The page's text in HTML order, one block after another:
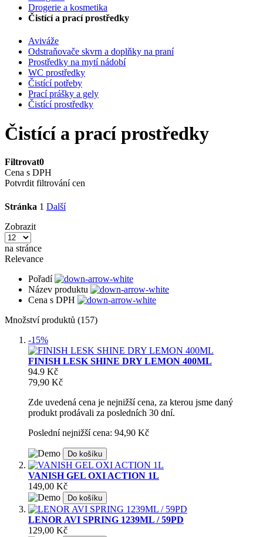
Drogerie a kosmetika
Čistící a prací prostředky
Aviváže
Odstraňovače skvrn a doplňky na praní
Prostředky na mytí nádobí
WC prostředky
Čistící potřeby
Prací prášky a gely
Čistící prostředky
Čistící a prací prostředky
Filtrovat0
Cena s DPH
Potvrdit filtrování cen
Stránka 1 Další
Zobrazit
na stránce
Relevance
Pořadí
Název produktu
Cena s DPH
Množství produktů (157)
-15%
FINISH LESK SHINE DRY LEMON 400ML
94.9 Kč
79,90 Kč
Zde uvedená cena je nejnižší cena, za kterou jsme daný
produkt prodávali za posledních 30 dní.
Poslední nejnižší cena: 94,90 Kč
Do košíku
VANISH GEL OXI ACTION 1L
149,00 Kč
Do košíku
LENOR AVI SPRING 1239ML / 59PD
129,00 Kč